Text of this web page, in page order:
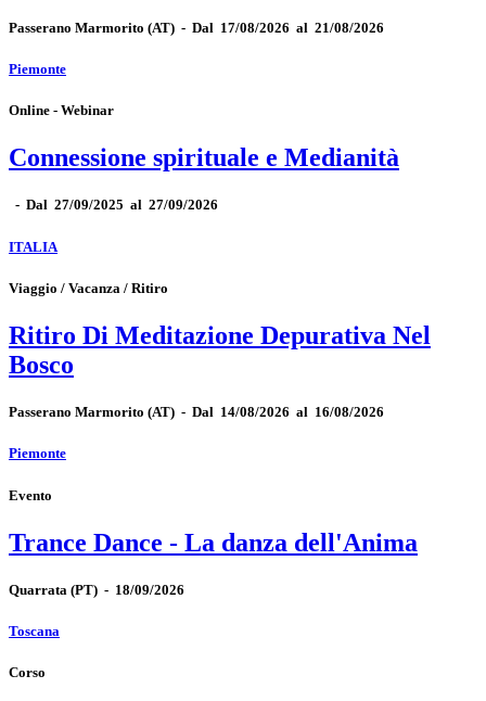
Passerano Marmorito (AT) - Dal 17/08/2026 al 21/08/2026
Piemonte
Online - Webinar
Connessione spirituale e Medianità
- Dal 27/09/2025 al 27/09/2026
ITALIA
Viaggio / Vacanza / Ritiro
Ritiro Di Meditazione Depurativa Nel
Bosco
Passerano Marmorito (AT) - Dal 14/08/2026 al 16/08/2026
Piemonte
Evento
Trance Dance - La danza dell'Anima
Quarrata (PT) - 18/09/2026
Toscana
Corso